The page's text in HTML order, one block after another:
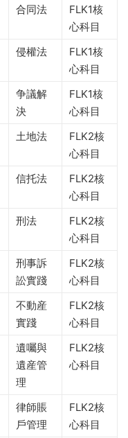
合同法
FLK1核
心科目
侵權法
FLK1核
心科目
争議解
決
FLK1核
心科目
土地法
FLK2核
心科目
信托法
FLK2核
心科目
刑法
FLK2核
心科目
刑事訴
訟實踐
FLK2核
心科目
不動産
實踐
FLK2核
心科目
遺囑與
遺産管
理
FLK2核
心科目
律師賬
戶管理
FLK2核
心科目